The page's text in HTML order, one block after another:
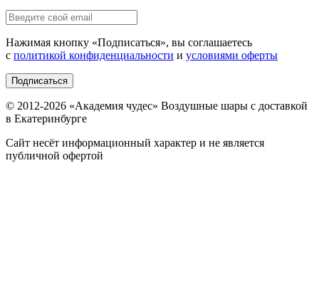
Нажимая кнопку «Подписаться», вы соглашаетесь
с политикой конфиденциальности и условиями оферты
Подписаться
© 2012-2026 «Академия чудес» Воздушные шары с доставкой
в Екатеринбурге
Сайт несёт информационный характер и не является
публичной офертой